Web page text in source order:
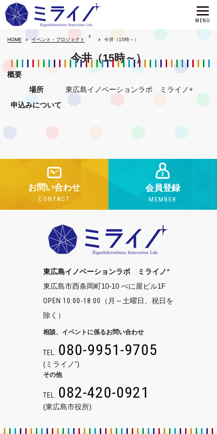
HOME イベント・プロジェクト 今井（15時～）
今井（15時～）
概要
場所
東広島イノベーションラボ ミライノ+
申込みについて
お問い合わせ
CONTACT
会員登録
MEMBER
東広島イノベーションラボ ミライノ+
東広島市西条岡町10-10 べに屋ビル1F
OPEN 10:00-18:00
（月～土曜日、祝日を
除く）
相談、イベントに係るお問い合わせ
TEL. 080-9951-9705
(ミライノ⁺)
その他
TEL. 082-420-0921
(東広島市役所)